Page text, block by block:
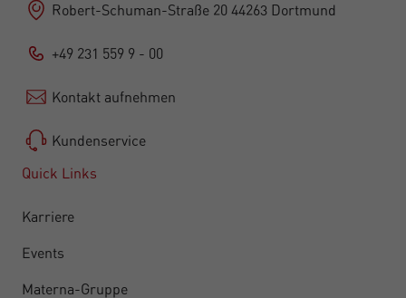
Robert-Schuman-Straße 20 44263 Dortmund
+49 231 559 9 - 00
Kontakt aufnehmen
Kundenservice
Quick Links
Karriere
Events
Materna-Gruppe